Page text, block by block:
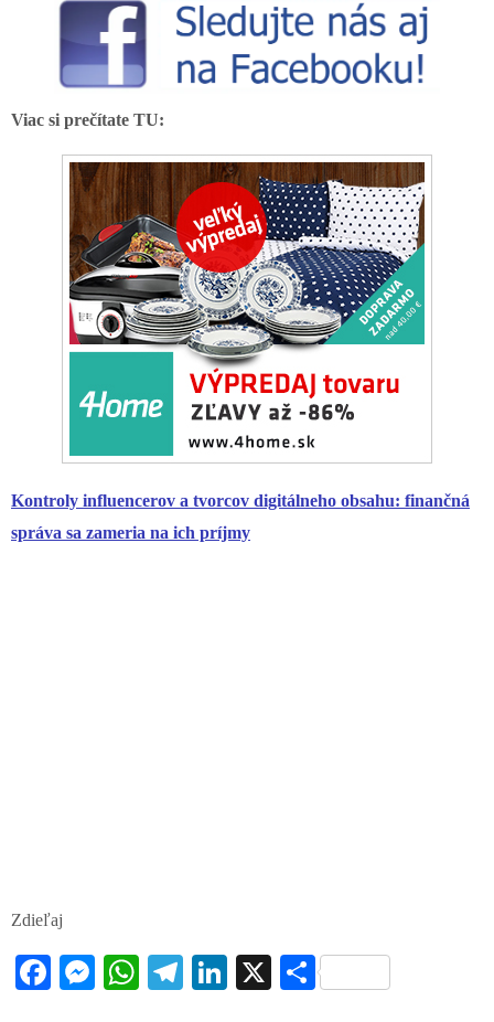
Viac si prečítate TU:
Kontroly influencerov a tvorcov digitálneho obsahu: finančná
správa sa zameria na ich príjmy
Zdieľaj
Fa M
W
Te
Li X S